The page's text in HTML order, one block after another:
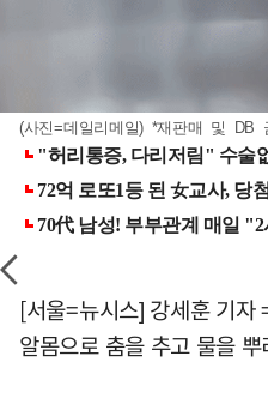
(사진=데일리메일) *재판매 및 DB
[서울=뉴시스] 강세훈 기자
알몸으로 춤을 추고 물을